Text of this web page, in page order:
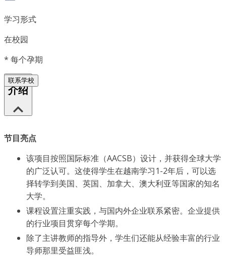
学习形式
在校园
* 每个孕期
联系学校
介绍
节目亮点
该项目按照国际标准（AACSB）设计，并获得全球大学
的广泛认可。这使得学生在越南学习1-2年后，可以选
择转学到美国、英国、加拿大、澳大利亚等国家的知名
大学。
课程设置注重实践，与国内外企业联系紧密。企业提供
的行业项目贯穿每个学期。
除了主讲教师的指导外，学生们还能从经验丰富的行业
导师那里受益匪浅。